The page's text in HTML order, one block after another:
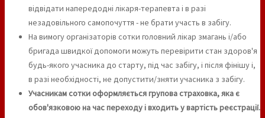
відвідати напередодні лікаря-терапевта і в разі
незадовільного самопочуття - не брати участь в забігу.
На вимогу організаторів сотки головний лікар змагань і/або
бригада швидкої допомоги можуть перевірити стан здоров'я
будь-якого учасника до старту, під час забігу, і після фінішу і,
в разі необхідності, не допустити/зняти учасника з забігу.
Учасникам сотки оформляється групова страховка, яка є
обов'язковою на час переходу і входить у вартість реєстрації.